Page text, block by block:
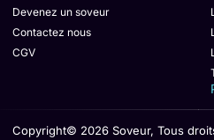
Devenez un soveur
Contactez nous
CGV
Copyright© 2026 Soveur, Tous